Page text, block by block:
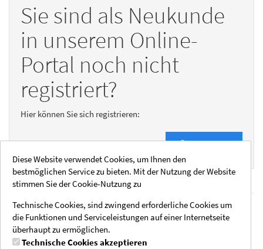
Sie sind als Neukunde
in unserem Online-
Portal noch nicht
registriert?
Hier können Sie sich registrieren:
Registrieren
Rechtliche Hinweise
Impressum
AGB
Social Media
Instagram
Diese Website verwendet Cookies, um Ihnen den
bestmöglichen Service zu bieten. Mit der Nutzung der Website
stimmen Sie der Cookie-Nutzung zu
Technische Cookies, sind zwingend erforderliche Cookies um
die Funktionen und Serviceleistungen auf einer Internetseite
überhaupt zu ermöglichen.
Technische Cookies akzeptieren